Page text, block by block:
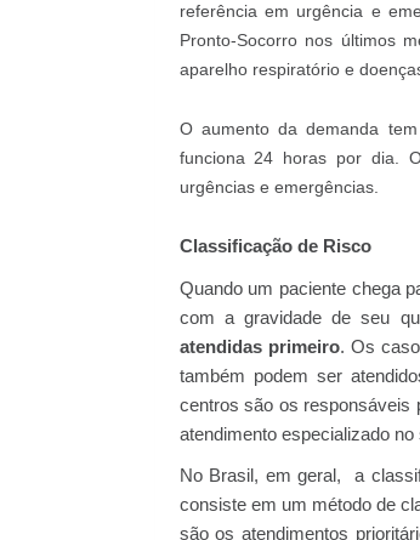
referência em urgência e
Pronto-Socorro nos últimos
aparelho respiratório e
O aumento da demanda
funciona 24 horas por dia.
urgências e emergências.
Classificação de Risco
Quando um paciente chega
com a gravidade de seu
atendidas primeiro. Os
também podem ser
centros são os responsáveis
atendimento especializado
No Brasil, em geral, a
consiste em um método de
são os atendimentos